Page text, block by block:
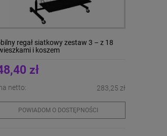
regał siatkowy zestaw 3 – z 18
i koszem
zł
netto: 283,25 zł
POWIADOM O DOSTĘPNOŚCI